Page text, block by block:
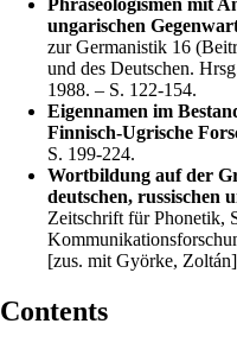
ungarischen
zur Germanistik 16
und des Deutschen.
1988. – S. 122-154.
Eigennamen im
Finnisch-Ugrische
S. 199-224.
Wortbildung auf der
deutschen, russischen
Zeitschrift für Phonetik,
[zus. mit Györke,
Contents